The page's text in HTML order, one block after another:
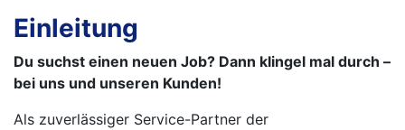
Einleitung
Du suchst einen neuen Job? Dann klingel mal durch –
bei uns und unseren Kunden!
Als zuverlässiger Service-Partner der